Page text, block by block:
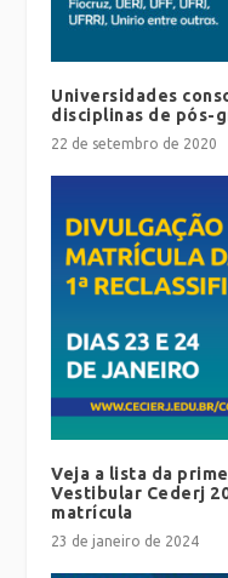
Universidades
disciplinas de pós-
22 de setembro de 2020
Veja a lista da
Vestibular Cederj
matrícula
23 de janeiro de 2024